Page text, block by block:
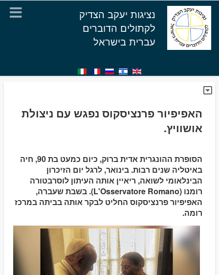
נציגות יעקב הצדיק
לקתולים הדוברים
עברית בישראל
האפיפיור פרנציסקוס נפגש עם ניצולת
אושוויץ.
הסופרת ההונגרית אדית ברוק, כיום כמעט בת 90, חיה
באיטליה שנים רבות. בינואר, לרגל יום הזיכרון
הבינלאומי לשואה, ריאיין אותה העיתון לוסרבטורה
רומנו (L'Osservatore Romano). בשבת שעברה,
האפיפיור פרנציסקוס החליט לבקר אותה בביתה במרכז
רומה.